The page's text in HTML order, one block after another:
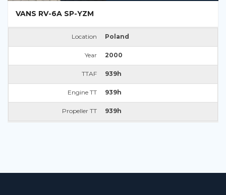
VANS RV-6A SP-YZM
Location Poland
Year 2000
TTAF 939h
Engine TT 939h
Propeller TT 939h